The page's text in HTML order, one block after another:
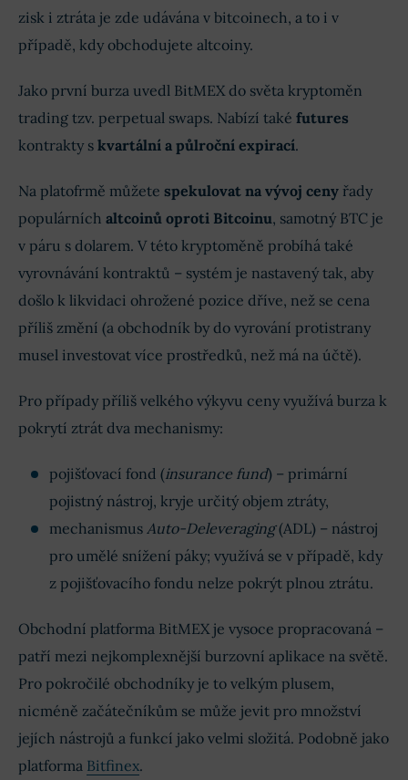
zisk i ztráta je zde udávána v bitcoinech, a to i v
případě, kdy obchodujete altcoiny.
Jako první burza uvedl BitMEX do světa kryptoměn
trading tzv. perpetual swaps. Nabízí také futures
kontrakty s kvartální a půlroční expirací.
Na platofrmě můžete spekulovat na vývoj ceny řady
populárních altcoinů oproti Bitcoinu, samotný BTC je
v páru s dolarem. V této kryptoměně probíhá také
vyrovnávání kontraktů – systém je nastavený tak, aby
došlo k likvidaci ohrožené pozice dříve, než se cena
příliš změní (a obchodník by do vyrování protistrany
musel investovat více prostředků, než má na účtě).
Pro případy příliš velkého výkyvu ceny využívá burza k
pokrytí ztrát dva mechanismy:
pojišťovací fond (insurance fund) – primární
pojistný nástroj, kryje určitý objem ztráty,
mechanismus Auto-Deleveraging(ADL) – nástroj
pro umělé snížení páky; využívá se v případě, kdy
z pojišťovacího fondu nelze pokrýt plnou ztrátu.
Obchodní platforma BitMEX je vysoce propracovaná –
patří mezi nejkomplexnější burzovní aplikace na světě.
Pro pokročilé obchodníky je to velkým plusem,
nicméně začátečníkům se může jevit pro množství
jejích nástrojů a funkcí jako velmi složitá. Podobně jako
platforma Bitfinex.